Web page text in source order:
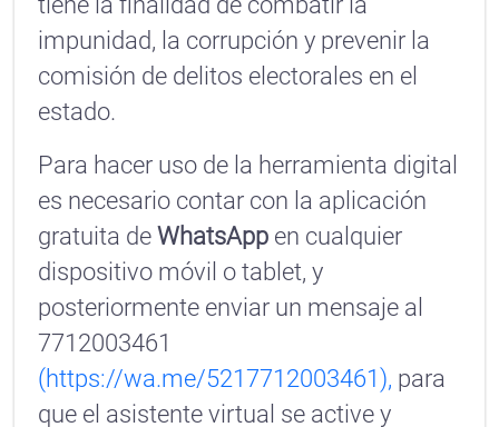
impunidad, la corrupción y prevenir la
comisión de delitos electorales en el
estado.
Para hacer uso de la herramienta digital
es necesario contar con la aplicación
gratuita deWhatsApp en cualquier
dispositivo móvil o tablet, y
posteriormente enviar un mensaje al
7712003461
(https://wa.me/5217712003461), para
que el asistente virtual se active y